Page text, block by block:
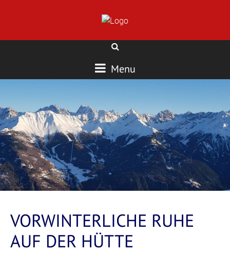
Menu
VORWINTERLICHE RUHE
AUF DER HÜTTE